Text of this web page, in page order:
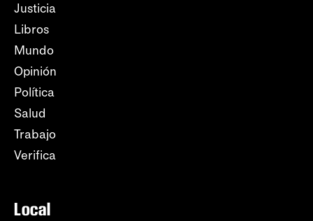
Justicia
Libros
Mundo
Opinión
Política
Salud
Trabajo
Verifica
Local